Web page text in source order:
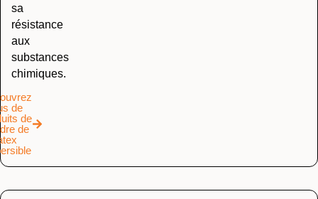
sa
résistance
aux
substances
chimiques.
de
de
de